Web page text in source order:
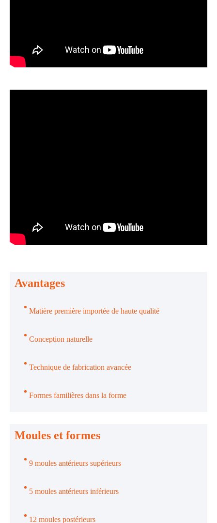
Avantages
Matière première importée de haute qualité
Conception naturelle
Technique de fabrication avancée
Formes familières dans la forme
Moules et formes
9 moules antérieurs supérieurs
5 moules antérieurs inférieurs
12 moules postérieurs